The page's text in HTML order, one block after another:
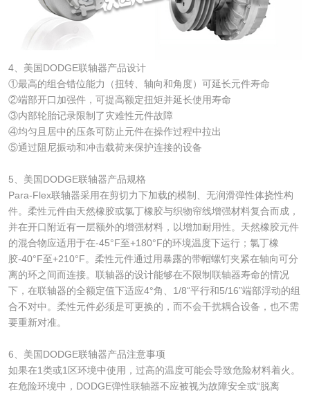
4、美国DODGE联轴器产品设计
①最高的组合错位能力（扭转、轴向和角度）可延长元件寿命
②端部开口加强件，可提高额定扭矩并延长使用寿命
③内部轮胎记录限制了灾难性元件故障
④均匀且居中的压条可防止元件在操作过程中拉出
⑤通过阻尼振动和冲击载荷来保护连接的设备
5、美国DODGE联轴器产品规格
Para-Flex联轴器采用在剪切力下加载的模制、无润滑弹性体挠性构
件。柔性元件由天然橡胶或氯丁橡胶与织物帘线增强材料复合而成，
并在开口附近有一层额外的增强材料，以增加耐用性。天然橡胶元件
的混合物应适用于在-45°F至+180°F的环境温度下运行；氯丁橡
胶-40°F至+210°F。柔性元件通过用暴露的带帽螺钉夹紧在轴向可分
离的环之间而连接。联轴器的设计能够在不限制联轴器寿命的情况
下，在联轴器的全额定值下适应4°角、1/8“平行和5/16”端部浮动的组
合不对中。柔性元件必须是可更换的，而不会干扰耦合设备，也不需
要重新对准。
6、美国DODGE联轴器产品注意事项
如果在1类或1区环境中使用，过高的温度可能会导致危险材料着火。
在危险环境中，DODGE弹性联轴器不应被视为故障安全或“脱离